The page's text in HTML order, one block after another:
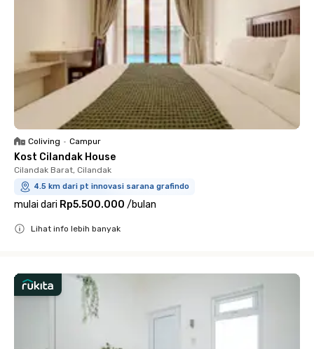
Coliving • Campur
Kost Cilandak House
Cilandak Barat, Cilandak
4.5 km dari pt innovasi sarana grafindo
mulai dari Rp5.500.000 /bulan
Lihat info lebih banyak